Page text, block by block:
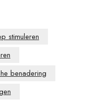
stimuleren
benadering